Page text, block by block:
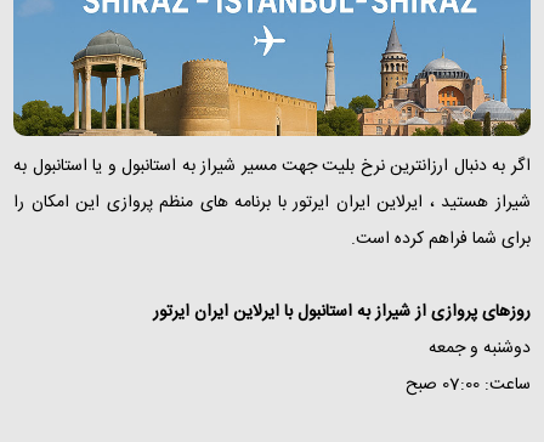
اگر به دنبال ارزانترین نرخ بلیت جهت مسیر شیراز به استانبول و یا استانبول به
شیراز هستید ،‌ ایرلاین ایران ایرتور با برنامه های منظم پروازی این امکان را
برای شما فراهم کرده است.
روزهای پروازی از شیراز به استانبول با ایرلاین ایران ایرتور
دوشنبه و جمعه
ساعت: 07:00 صبح